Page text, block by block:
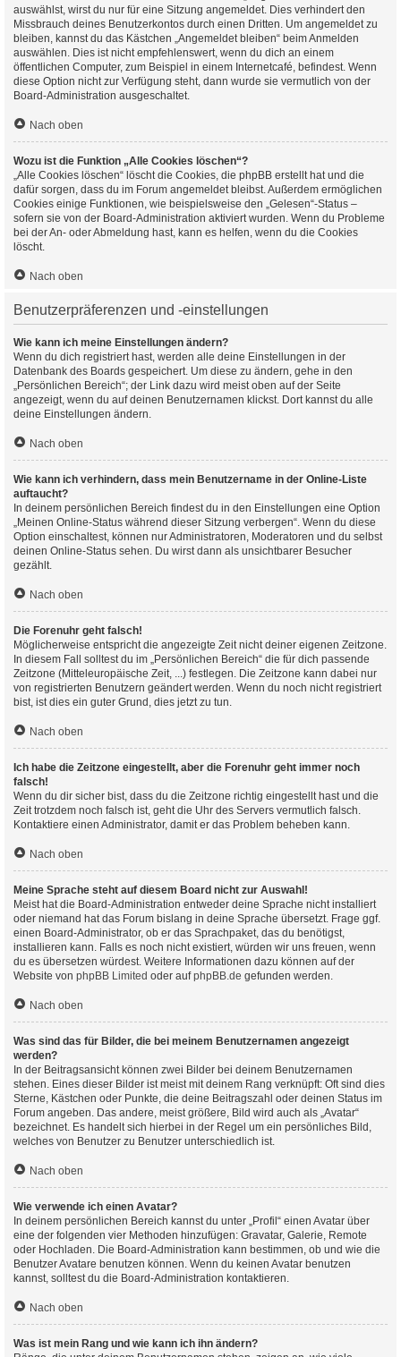
auswählst, wirst du nur für eine Sitzung angemeldet. Dies verhindert den
Missbrauch deines Benutzerkontos durch einen Dritten. Um angemeldet zu
bleiben, kannst du das Kästchen „Angemeldet bleiben“ beim Anmelden
auswählen. Dies ist nicht empfehlenswert, wenn du dich an einem
öffentlichen Computer, zum Beispiel in einem Internetcafé, befindest. Wenn
diese Option nicht zur Verfügung steht, dann wurde sie vermutlich von der
Board-Administration ausgeschaltet.
Nach oben
Wozu ist die Funktion „Alle Cookies löschen“?
„Alle Cookies löschen“ löscht die Cookies, die phpBB erstellt hat und die
dafür sorgen, dass du im Forum angemeldet bleibst. Außerdem ermöglichen
Cookies einige Funktionen, wie beispielsweise den „Gelesen“-Status –
sofern sie von der Board-Administration aktiviert wurden. Wenn du Probleme
bei der An- oder Abmeldung hast, kann es helfen, wenn du die Cookies
löscht.
Nach oben
Benutzerpräferenzen und -einstellungen
Wie kann ich meine Einstellungen ändern?
Wenn du dich registriert hast, werden alle deine Einstellungen in der
Datenbank des Boards gespeichert. Um diese zu ändern, gehe in den
„Persönlichen Bereich“; der Link dazu wird meist oben auf der Seite
angezeigt, wenn du auf deinen Benutzernamen klickst. Dort kannst du alle
deine Einstellungen ändern.
Nach oben
Wie kann ich verhindern, dass mein Benutzername in der Online-Liste
auftaucht?
In deinem persönlichen Bereich findest du in den Einstellungen eine Option
„Meinen Online-Status während dieser Sitzung verbergen“. Wenn du diese
Option einschaltest, können nur Administratoren, Moderatoren und du selbst
deinen Online-Status sehen. Du wirst dann als unsichtbarer Besucher
gezählt.
Nach oben
Die Forenuhr geht falsch!
Möglicherweise entspricht die angezeigte Zeit nicht deiner eigenen Zeitzone.
In diesem Fall solltest du im „Persönlichen Bereich“ die für dich passende
Zeitzone (Mitteleuropäische Zeit, ...) festlegen. Die Zeitzone kann dabei nur
von registrierten Benutzern geändert werden. Wenn du noch nicht registriert
bist, ist dies ein guter Grund, dies jetzt zu tun.
Nach oben
Ich habe die Zeitzone eingestellt, aber die Forenuhr geht immer noch
falsch!
Wenn du dir sicher bist, dass du die Zeitzone richtig eingestellt hast und die
Zeit trotzdem noch falsch ist, geht die Uhr des Servers vermutlich falsch.
Kontaktiere einen Administrator, damit er das Problem beheben kann.
Nach oben
Meine Sprache steht auf diesem Board nicht zur Auswahl!
Meist hat die Board-Administration entweder deine Sprache nicht installiert
oder niemand hat das Forum bislang in deine Sprache übersetzt. Frage ggf.
einen Board-Administrator, ob er das Sprachpaket, das du benötigst,
installieren kann. Falls es noch nicht existiert, würden wir uns freuen, wenn
du es übersetzen würdest. Weitere Informationen dazu können auf der
Website von phpBB Limited oder aufphpBB.de gefunden werden.
Nach oben
Was sind das für Bilder, die bei meinem Benutzernamen angezeigt
werden?
In der Beitragsansicht können zwei Bilder bei deinem Benutzernamen
stehen. Eines dieser Bilder ist meist mit deinem Rang verknüpft: Oft sind dies
Sterne, Kästchen oder Punkte, die deine Beitragszahl oder deinen Status im
Forum angeben. Das andere, meist größere, Bild wird auch als „Avatar“
bezeichnet. Es handelt sich hierbei in der Regel um ein persönliches Bild,
welches von Benutzer zu Benutzer unterschiedlich ist.
Nach oben
Wie verwende ich einen Avatar?
In deinem persönlichen Bereich kannst du unter „Profil“ einen Avatar über
eine der folgenden vier Methoden hinzufügen: Gravatar, Galerie, Remote
oder Hochladen. Die Board-Administration kann bestimmen, ob und wie die
Benutzer Avatare benutzen können. Wenn du keinen Avatar benutzen
kannst, solltest du die Board-Administration kontaktieren.
Nach oben
Was ist mein Rang und wie kann ich ihn ändern?